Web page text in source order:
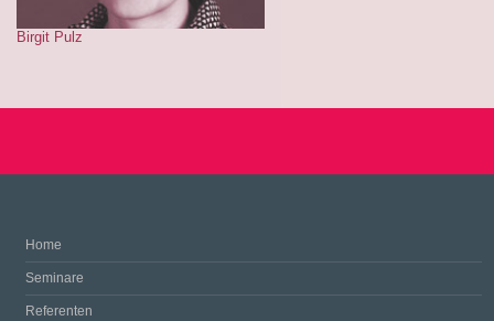
Birgit Pulz
Home
Seminare
Referenten